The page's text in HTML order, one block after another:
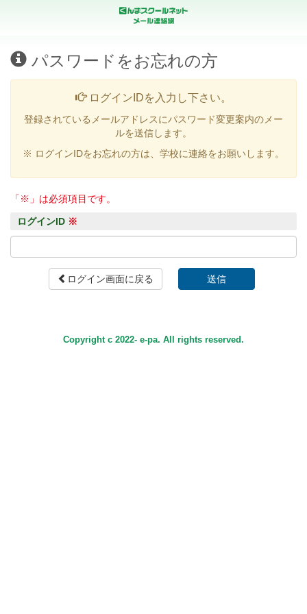
パスワードをお忘れの方
ログインIDを入力し下さい。
登録されているメールアドレスにパスワード変更案内のメー
ルを送信します。
※ ログインIDをお忘れの方は、学校に連絡をお願いします。
「※」は必須項目です。
ログインID ※
ログイン画面に戻る
Copyright c 2022- e-pa. All rights reserved.